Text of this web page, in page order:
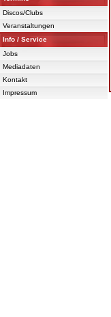
Discos/Clubs
Veranstaltungen
Info / Service
Jobs
Mediadaten
Kontakt
Impressum